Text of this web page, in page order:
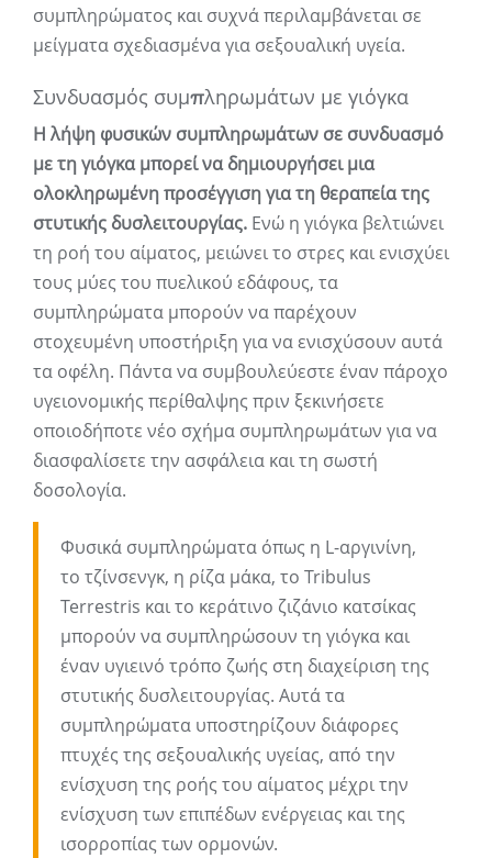
συμπληρώματος και συχνά περιλαμβάνεται σε
μείγματα σχεδιασμένα για σεξουαλική υγεία.
Συνδυασμός συμπληρωμάτων με γιόγκα
Η λήψη φυσικών συμπληρωμάτων σε συνδυασμό
με τη γιόγκα μπορεί να δημιουργήσει μια
ολοκληρωμένη προσέγγιση για τη θεραπεία της
στυτικής δυσλειτουργίας. Ενώ η γιόγκα βελτιώνει
τη ροή του αίματος, μειώνει το στρες και ενισχύει
τους μύες του πυελικού εδάφους, τα
συμπληρώματα μπορούν να παρέχουν
στοχευμένη υποστήριξη για να ενισχύσουν αυτά
τα οφέλη. Πάντα να συμβουλεύεστε έναν πάροχο
υγειονομικής περίθαλψης πριν ξεκινήσετε
οποιοδήποτε νέο σχήμα συμπληρωμάτων για να
διασφαλίσετε την ασφάλεια και τη σωστή
δοσολογία.
Φυσικά συμπληρώματα όπως η L-αργινίνη,
το τζίνσενγκ, η ρίζα μάκα, το Tribulus
Terrestris και το κεράτινο ζιζάνιο κατσίκας
μπορούν να συμπληρώσουν τη γιόγκα και
έναν υγιεινό τρόπο ζωής στη διαχείριση της
στυτικής δυσλειτουργίας. Αυτά τα
συμπληρώματα υποστηρίζουν διάφορες
πτυχές της σεξουαλικής υγείας, από την
ενίσχυση της ροής του αίματος μέχρι την
ενίσχυση των επιπέδων ενέργειας και της
ισορροπίας των ορμονών.